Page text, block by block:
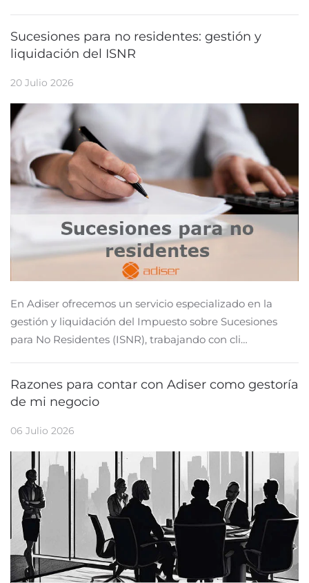
Sucesiones para no residentes: gestión y
liquidación del ISNR
20 Julio 2026
En Adiser ofrecemos un servicio especializado en la
gestión y liquidación del Impuesto sobre Sucesiones
para No Residentes (ISNR), trabajando con cli…
Razones para contar con Adiser como gestoría
de mi negocio
06 Julio 2026